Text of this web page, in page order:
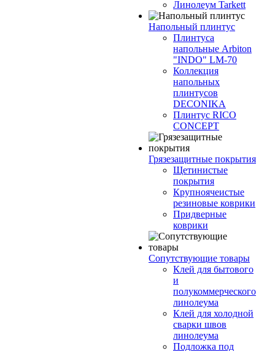
Линолеум Tarkett
Напольный плинтус
Плинтуса
напольные Arbiton
"INDO" LM-70
Коллекция
напольных
плинтусов
DECONIKA
Плинтус RICO
CONCEPT
Грязезащитные покрытия
Щетинистые
покрытия
Крупноячеистые
резиновые коврики
Придверные
коврики
Сопутствующие товары
Клей для бытового
и
полукоммерческого
линолеума
Клей для холодной
сварки швов
линолеума
Подложка под